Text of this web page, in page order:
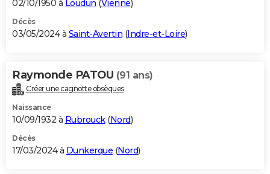
02/10/1950 à Loudun (Vienne)
Décès
03/05/2024 à Saint-Avertin (Indre-et-Loire)
Raymonde PATOU (91 ans)
Créer une cagnotte obsèques
Naissance
10/09/1932 à Rubrouck(Nord)
Décès
17/03/2024 à Dunkerque (Nord)